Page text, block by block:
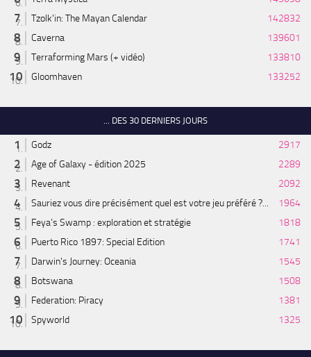
Tzolk'in: The Mayan Calendar
142832
Caverna
139601
Terraforming Mars (+ vidéo)
133810
Gloomhaven
133252
... DES 30 DERNIERS JOURS
Godz
2917
Age of Galaxy - édition 2025
2289
Revenant
2092
Sauriez vous dire précisément quel est votre jeu préféré ?...
1964
Feya’s Swamp : exploration et stratégie
1818
Puerto Rico 1897: Special Edition
1741
Darwin's Journey: Oceania
1545
Botswana
1508
Federation: Piracy
1381
Spyworld
1325